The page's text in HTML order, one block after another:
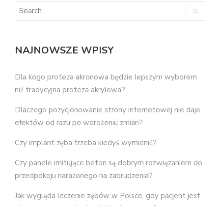
NAJNOWSZE WPISY
Dla kogo proteza akronowa będzie lepszym wyborem
niż tradycyjna proteza akrylowa?
Dlaczego pozycjonowanie strony internetowej nie daje
efektów od razu po wdrożeniu zmian?
Czy implant zęba trzeba kiedyś wymienić?
Czy panele imitujące beton są dobrym rozwiązaniem do
przedpokoju narażonego na zabrudzenia?
Jak wygląda leczenie zębów w Polsce, gdy pacjent jest